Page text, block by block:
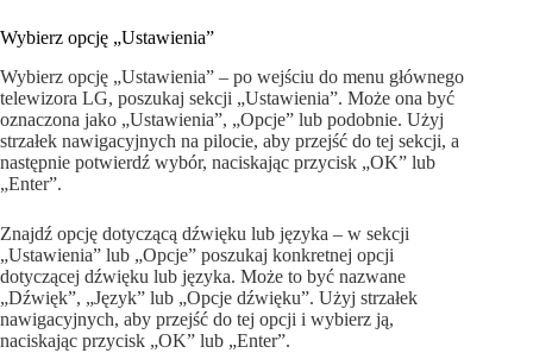
Wybierz opcję „Ustawienia”
Wybierz opcję „Ustawienia” – po wejściu do menu głównego
telewizora LG, poszukaj sekcji „Ustawienia”. Może ona być
oznaczona jako „Ustawienia”, „Opcje” lub podobnie. Użyj
strzałek nawigacyjnych na pilocie, aby przejść do tej sekcji, a
następnie potwierdź wybór, naciskając przycisk „OK” lub
„Enter”.
Znajdź opcję dotyczącą dźwięku lub języka – w sekcji
„Ustawienia” lub „Opcje” poszukaj konkretnej opcji
dotyczącej dźwięku lub języka. Może to być nazwane
„Dźwięk”, „Język” lub „Opcje dźwięku”. Użyj strzałek
nawigacyjnych, aby przejść do tej opcji i wybierz ją,
naciskając przycisk „OK” lub „Enter”.